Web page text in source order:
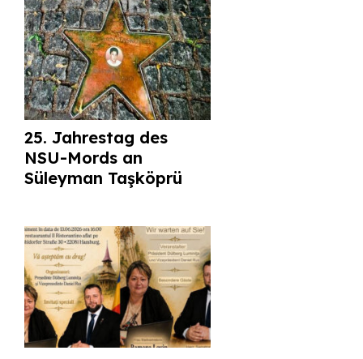
25. Jahrestag des
NSU-Mords an
Süleyman Taşköprü